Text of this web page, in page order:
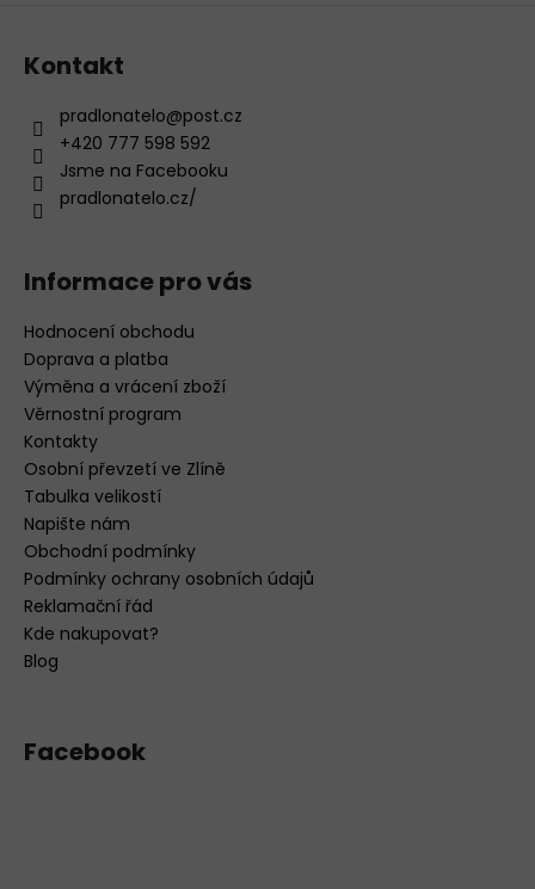
Kontakt
pradlonatelo@post.cz
+420 777 598 592
Jsme na Facebooku
pradlonatelo.cz/
Informace pro vás
Hodnocení obchodu
Doprava a platba
Výměna a vrácení zboží
Věrnostní program
Kontakty
Osobní převzetí ve Zlíně
Tabulka velikostí
Napište nám
Obchodní podmínky
Podmínky ochrany osobních údajů
Reklamační řád
Kde nakupovat?
Blog
Facebook